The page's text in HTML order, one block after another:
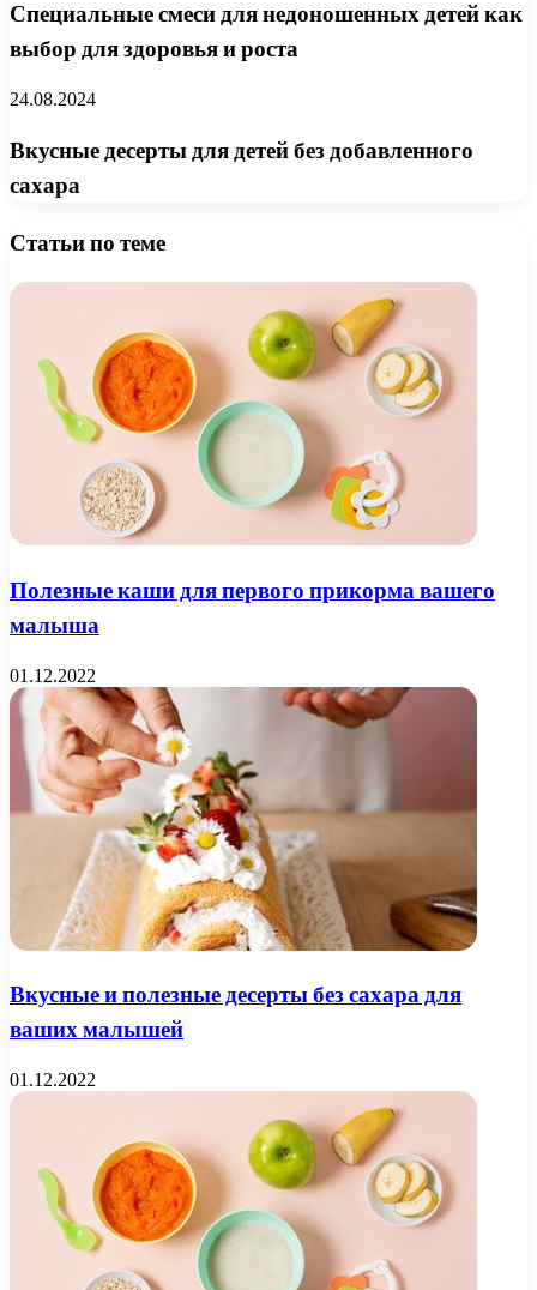
Специальные смеси для недоношенных детей как
выбор для здоровья и роста
24.08.2024
Вкусные десерты для детей без добавленного
сахара
Статьи по теме
Полезные каши для первого прикорма вашего
малыша
01.12.2022
Вкусные и полезные десерты без сахара для
ваших малышей
01.12.2022